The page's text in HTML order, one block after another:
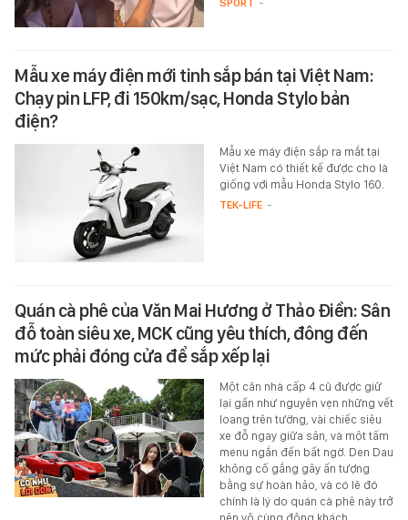
Mẫu xe máy điện mới tinh sắp bán tại Việt Nam:
Chạy pin LFP, đi 150km/sạc, Honda Stylo bản
điện?
Mẫu xe máy điện sắp ra mắt tại
Việt Nam có thiết kế được cho là
giống với mẫu Honda Stylo 160.
TEK-LIFE -
Quán cà phê của Văn Mai Hương ở Thảo Điền: Sân
đỗ toàn siêu xe, MCK cũng yêu thích, đông đến
mức phải đóng cửa để sắp xếp lại
Một căn nhà cấp 4 cũ được giữ
lại gần như nguyên vẹn những vết
loang trên tường, vài chiếc siêu
xe đỗ ngay giữa sân, và một tấm
menu ngắn đến bất ngờ. Den Dau
không cố gắng gây ấn tượng
bằng sự hoàn hảo, và có lẽ đó
chính là lý do quán cà phê này trở